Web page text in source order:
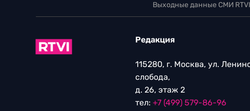
Выходные данные СМИ RTVI
Редакция
115280, г. Москва, ул.
слобода,
д. 26, этаж 2
тел: +7 (499) 579-86-96